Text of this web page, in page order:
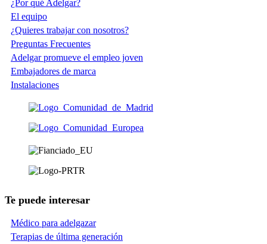
¿Por qué Adelgar?
El equipo
¿Quieres trabajar con nosotros?
Preguntas Frecuentes
Adelgar promueve el empleo joven
Embajadores de marca
Instalaciones
Te puede interesar
Médico para adelgazar
Terapias de última generación